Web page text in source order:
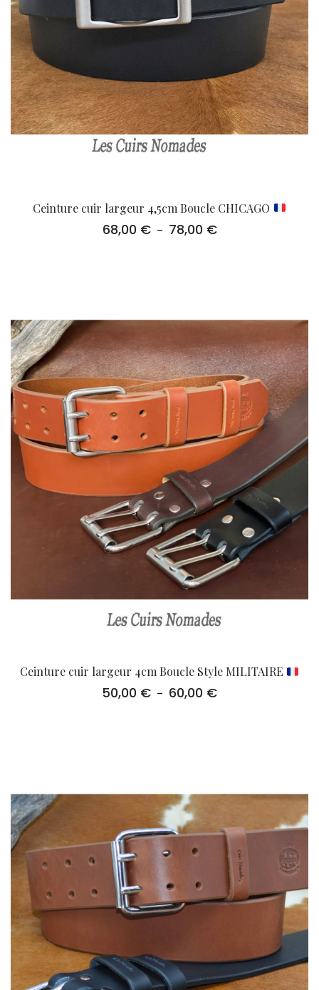
Ceinture cuir largeur 4,5cm Boucle CHICAGO
68,00 € – 78,00 €Plage
Ceinture cuir largeur 4cm Boucle Style MILITAIRE
50,00 € – 60,00 €Plage